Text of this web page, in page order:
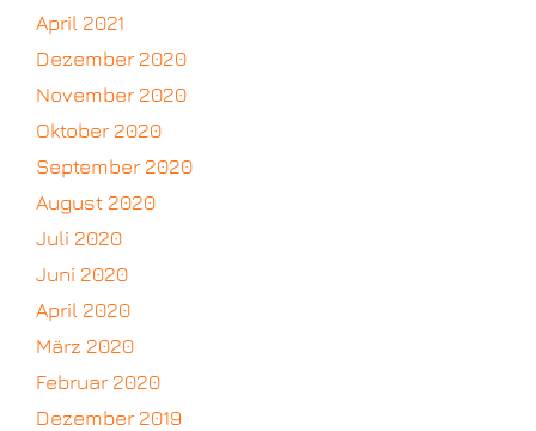
April 2021
Dezember 2020
November 2020
Oktober 2020
September 2020
August 2020
Juli 2020
Juni 2020
April 2020
März 2020
Februar 2020
Dezember 2019